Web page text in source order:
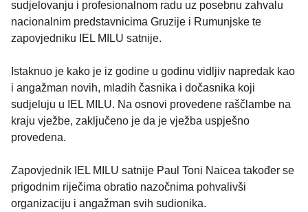
sudjelovanju i profesionalnom radu uz posebnu zahvalu
nacionalnim predstavnicima Gruzije i Rumunjske te
zapovjedniku IEL MILU satnije.
Istaknuo je kako je iz godine u godinu vidljiv napredak kao
i angažman novih, mladih časnika i dočasnika koji
sudjeluju u IEL MILU. Na osnovi provedene raščlambe na
kraju vježbe, zaključeno je da je vježba uspješno
provedena.
Zapovjednik IEL MILU satnije Paul Toni Naicea također se
prigodnim riječima obratio nazočnima pohvalivši
organizaciju i angažman svih sudionika.